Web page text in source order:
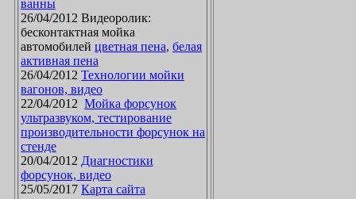
ванны
26/04/2012 Видеоролик:
бесконтактная мойка
автомобилей цветная пена, белая
активная пена
26/04/2012 Технологии мойки
вагонов, видео
22/04/2012 Мойка форсунок
ультразвуком, тестирование
производительности форсунок на
стенде
20/04/2012 Диагностики
форсунок, видео
25/05/2017 Карта сайта